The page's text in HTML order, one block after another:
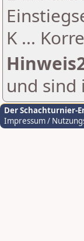
K ...
und sind
Der Schachturnier-
Impressum /